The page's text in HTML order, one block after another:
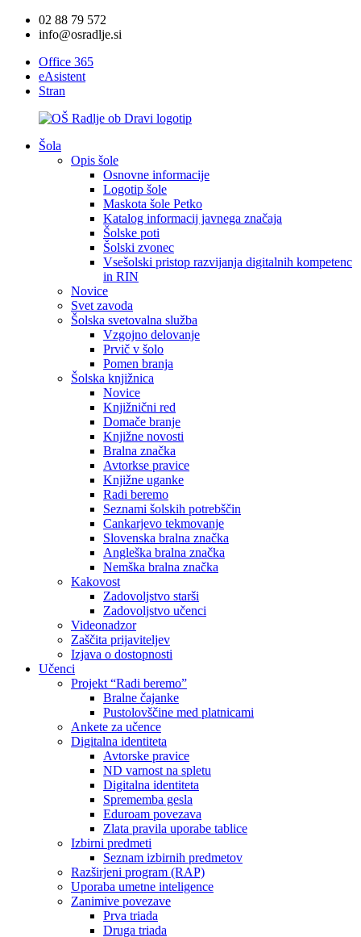
02 88 79 572
info@osradlje.si
Office 365
eAsistent
Stran
Šola
Opis šole
Osnovne informacije
Logotip šole
Maskota šole Petko
Katalog informacij javnega značaja
Šolske poti
Šolski zvonec
Vsešolski pristop razvijanja digitalnih kompetenc
in RIN
Novice
Svet zavoda
Šolska svetovalna služba
Vzgojno delovanje
Prvič v šolo
Pomen branja
Šolska knjižnica
Novice
Knjižnični red
Domače branje
Knjižne novosti
Bralna značka
Avtorkse pravice
Knjižne uganke
Radi beremo
Seznami šolskih potrebščin
Cankarjevo tekmovanje
Slovenska bralna značka
Angleška bralna značka
Nemška bralna značka
Kakovost
Zadovoljstvo starši
Zadovoljstvo učenci
Videonadzor
Zaščita prijaviteljev
Izjava o dostopnosti
Učenci
Projekt “Radi beremo”
Bralne čajanke
Pustolovščine med platnicami
Ankete za učence
Digitalna identiteta
Avtorske pravice
ND varnost na spletu
Digitalna identiteta
Sprememba gesla
Eduroam povezava
Zlata pravila uporabe tablice
Izbirni predmeti
Seznam izbirnih predmetov
Razširjeni program (RAP)
Uporaba umetne inteligence
Zanimive povezave
Prva triada
Druga triada